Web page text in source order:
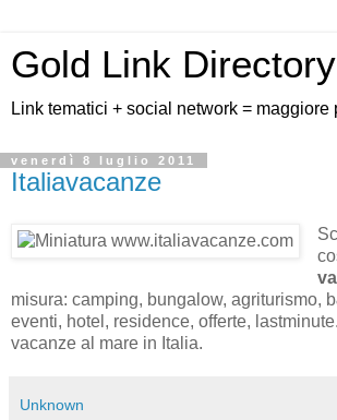
Gold Link Directory
Link tematici + social network = maggiore
venerdì 8 luglio 2011
Italiavacanze
misura: camping, bungalow, agriturismo,
eventi, hotel, residence, offerte,
vacanze al mare in Italia.
Unknown